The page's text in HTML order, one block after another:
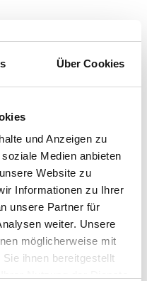
Über Cookies
und Anzeigen zu
Medien anbieten
Website zu
Informationen zu Ihrer
unsere Partner für
weiter. Unsere
möglicherweise mit
ihnen bereitgestellt
3000 mm